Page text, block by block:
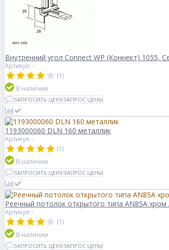
Внутренний угол Connect WP (Коннект) 1055,
Артикул: -
(1)
В наличии
ЗАПРОСИТЬ ЦЕНУЗАПРОС ЦЕНЫ
1193000060 DLN 160 металлик
Артикул: -
(1)
В наличии
ЗАПРОСИТЬ ЦЕНУЗАПРОС ЦЕНЫ
Реечный потолок открытого типа AN85A
Артикул: -
(1)
В наличии
ЗАПРОСИТЬ ЦЕНУЗАПРОС ЦЕНЫ